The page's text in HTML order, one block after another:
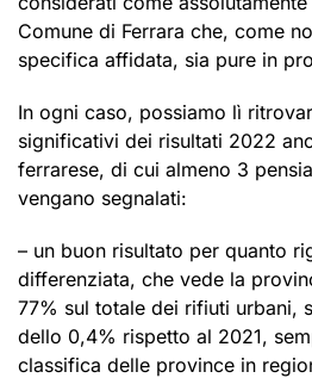
Comune di Ferrara che, come
specifica affidata, sia pure in
In ogni caso, possiamo lì
significativi dei risultati 2022
ferrarese, di cui almeno 3
vengano segnalati:
– un buon risultato per quanto
differenziata, che vede la
77% sul totale dei rifiuti urbani,
dello 0,4% rispetto al 2021,
classifica delle province in